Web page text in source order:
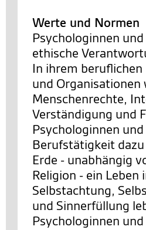
Werte und Normen
Psychologinnen
ethische
In ihrem
und
Menschenrechte,
Verständigung und
Psychologinnen
Berufstätigkeit
Erde - unabhängig
Religion - ein
Selbstachtung,
und Sinnerfüllung
Psychologinnen